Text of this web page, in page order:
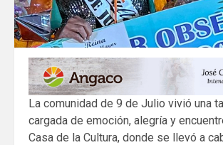
La comunidad de 9 de Julio vivió una
cargada de emoción, alegría y
Casa de la Cultura, donde se llevó a